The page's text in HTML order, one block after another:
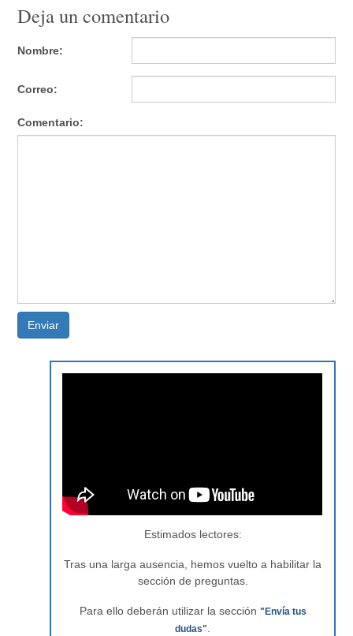
Deja un comentario
Nombre:
Correo:
Comentario:
Enviar
Estimados lectores:
Tras una larga ausencia, hemos vuelto a habilitar la
sección de preguntas.
Para ello deberán utilizar la sección "Envía tus
dudas"